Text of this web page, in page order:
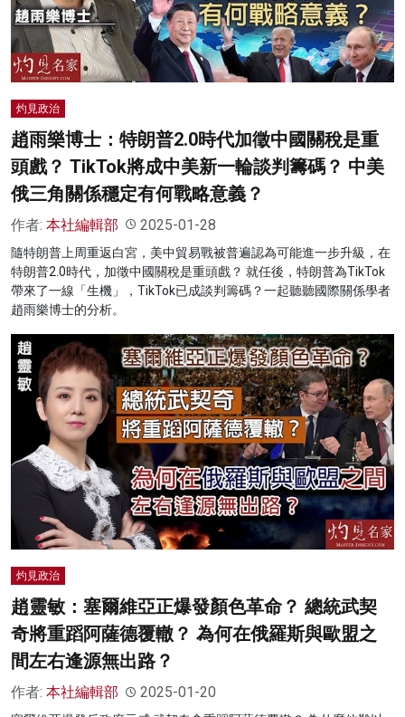
灼見政治
趙雨樂博士：特朗普2.0時代加徵中國關稅是重
頭戲？ TikTok將成中美新一輪談判籌碼？ 中美
俄三角關係穩定有何戰略意義？
作者: 本社編輯部 2025-01-28
隨特朗普上周重返白宮，美中貿易戰被普遍認為可能進一步升級，在
特朗普2.0時代，加徵中國關稅是重頭戲？ 就任後，特朗普為TikTok
帶來了一線「生機」，TikTok已成談判籌碼？一起聽聽國際關係學者
趙雨樂博士的分析。
灼見政治
趙靈敏：塞爾維亞正爆發顏色革命？ 總統武契
奇將重蹈阿薩德覆轍？ 為何在俄羅斯與歐盟之
間左右逢源無出路？
作者: 本社編輯部 2025-01-20